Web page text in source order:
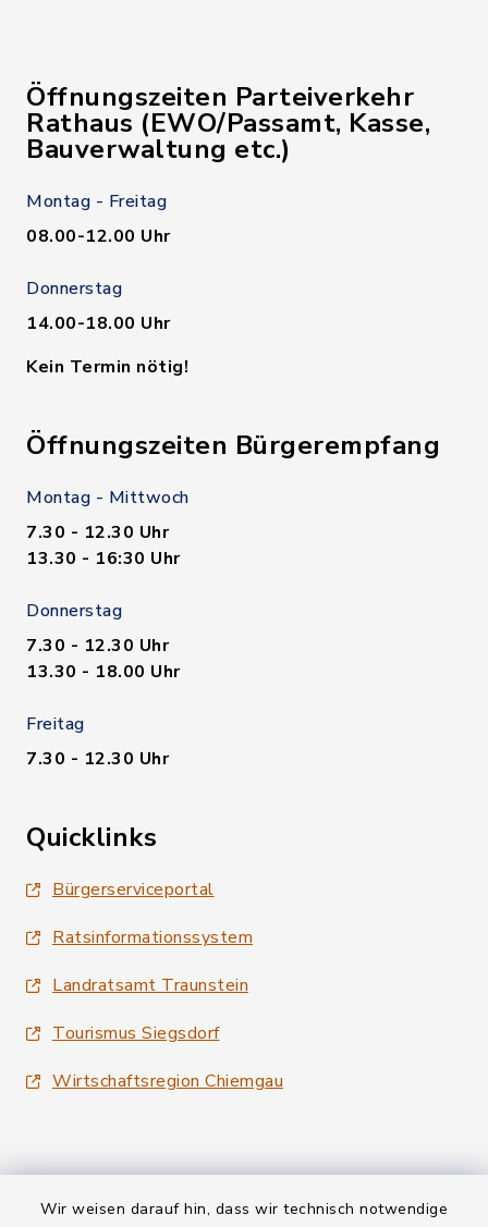
Wir weisen darauf hin, dass wir technisch notwendige
Öffnungszeiten Parteiverkehr
Rathaus (EWO/Passamt, Kasse,
Bauverwaltung etc.)
Montag - Freitag
08.00-12.00 Uhr
Donnerstag
14.00-18.00 Uhr
Kein Termin nötig!
Öffnungszeiten Bürgerempfang
Montag - Mittwoch
7.30 - 12.30 Uhr
13.30 - 16:30 Uhr
Donnerstag
7.30 - 12.30 Uhr
13.30 - 18.00 Uhr
Freitag
7.30 - 12.30 Uhr
Quicklinks
Bürgerserviceportal
Ratsinformationssystem
Landratsamt Traunstein
Tourismus Siegsdorf
Wirtschaftsregion Chiemgau